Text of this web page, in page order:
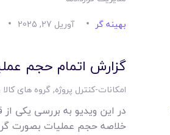
بهینه گر
آوریل 27, 2025
گزارش اتمام حجم
امکانات-کنترل پروژه,گروه های
در این ویدیو به بررسی یکی
خلاصه حجم عملیات بصورت